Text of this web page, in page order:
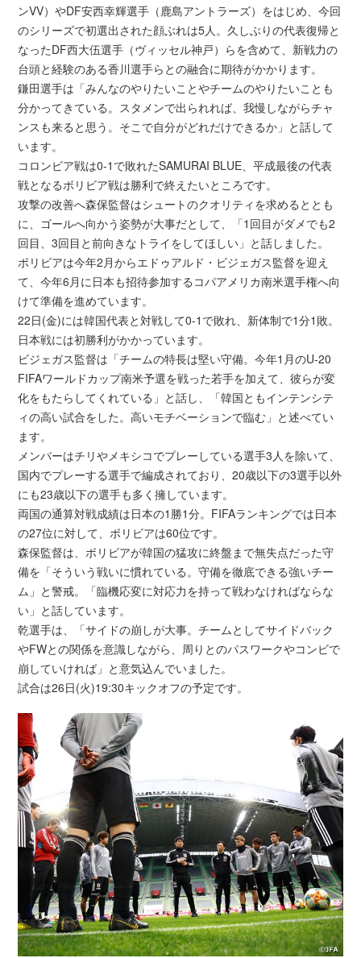
ンVV）やDF安西幸輝選手（鹿島アントラーズ）をはじめ、今回
のシリーズで初選出された顔ぶれは5人。久しぶりの代表復帰と
なったDF西大伍選手（ヴィッセル神戸）らを含めて、新戦力の
台頭と経験のある香川選手らとの融合に期待がかかります。
鎌田選手は「みんなのやりたいことやチームのやりたいことも
分かってきている。スタメンで出られれば、我慢しながらチャ
ンスも来ると思う。そこで自分がどれだけできるか」と話して
います。
コロンビア戦は0-1で敗れたSAMURAI BLUE、平成最後の代表
戦となるボリビア戦は勝利で終えたいところです。
攻撃の改善へ森保監督はシュートのクオリティを求めるととも
に、ゴールへ向かう姿勢が大事だとして、「1回目がダメでも2
回目、3回目と前向きなトライをしてほしい」と話しました。
ボリビアは今年2月からエドゥアルド・ビジェガス監督を迎え
て、今年6月に日本も招待参加するコパアメリカ南米選手権へ向
けて準備を進めています。
22日(金)には韓国代表と対戦して0-1で敗れ、新体制で1分1敗。
日本戦には初勝利がかかっています。
ビジェガス監督は「チームの特長は堅い守備。今年1月のU-20
FIFAワールドカップ南米予選を戦った若手を加えて、彼らが変
化をもたらしてくれている」と話し、「韓国ともインテンシテ
ィの高い試合をした。高いモチベーションで臨む」と述べてい
ます。
メンバーはチリやメキシコでプレーしている選手3人を除いて、
国内でプレーする選手で編成されており、20歳以下の3選手以外
にも23歳以下の選手も多く擁しています。
両国の通算対戦成績は日本の1勝1分。FIFAランキングでは日本
の27位に対して、ボリビアは60位です。
森保監督は、ボリビアが韓国の猛攻に終盤まで無失点だった守
備を「そういう戦いに慣れている。守備を徹底できる強いチー
ム」と警戒。「臨機応変に対応力を持って戦わなければならな
い」と話しています。
乾選手は、「サイドの崩しが大事。チームとしてサイドバック
やFWとの関係を意識しながら、周りとのパスワークやコンビで
崩していければ」と意気込んでいました。
試合は26日(火)19:30キックオフの予定です。